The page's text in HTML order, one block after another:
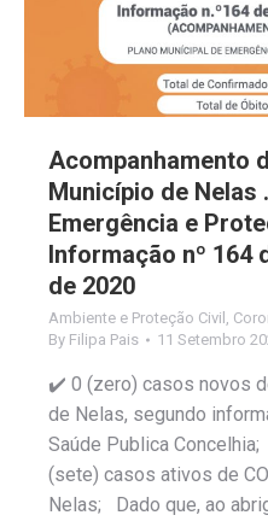
Acompanhamento
Município de Nelas
Emergência e
Informação nº 164
de 2020
Ambiente e Proteção Civil
By Filipa Pais 11 Setembro
✔️ 0 (zero) casos novos
de Nelas, segundo
Saúde Publica
(sete) casos ativos de
Nelas; Dado que, ao